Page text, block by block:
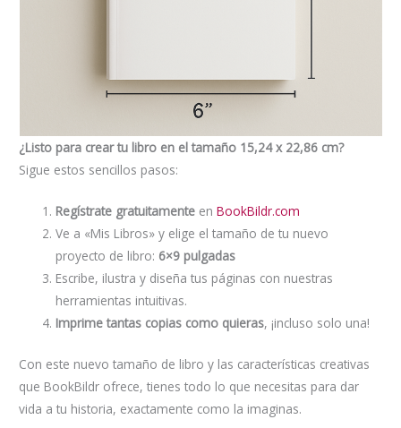
¿Listo para crear tu libro en el tamaño 15,24 x 22,86 cm?
Sigue estos sencillos pasos:
Regístrate gratuitamente enBookBildr.com
Ve a «Mis Libros» y elige el tamaño de tu nuevo
proyecto de libro: 6×9 pulgadas
Escribe, ilustra y diseña tus páginas con nuestras
herramientas intuitivas.
Imprime tantas copias como quieras, ¡incluso solo una!
Con este nuevo tamaño de libro y las características creativas
que BookBildr ofrece, tienes todo lo que necesitas para dar
vida a tu historia, exactamente como la imaginas.